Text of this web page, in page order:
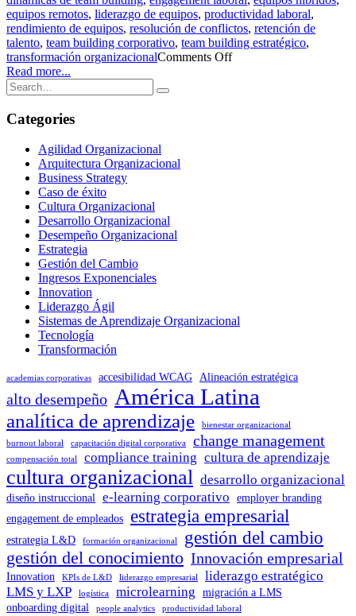
equipos remotos, liderazgo de equipos, productividad laboral,
rendimiento de equipos, resolución de conflictos, retención de
talento, team building corporativo, team building estratégico,
transformación organizacionalComments Off
Read more...
Categories
Agilidad Organizacional
Arquitectura Organizacional
Business Strategy
Caso de éxito
Cultura Organizacional
Desarrollo Organizacional
Desempeño Organizacional
Estrategia
Gestión del Cambio
Ingresos Exponenciales
Innovation
Liderazgo Ágil
Sistemas de Aprendizaje Organizacional
Tecnología
Transformación
academias corporativas accesibilidad WCAG Alineación estratégica
alto desempeño América Latina
analítica de aprendizaje bienestar organizacional
burnout laboral capacitación digital corporativa change management
compensación total compliance training cultura de aprendizaje
cultura organizacional desarrollo organizacional
diseño instruccional e-learning corporativo
employer branding
engagement de empleados
estrategia empresarial
estrategia L&D formación organizacional gestión del cambio
gestión del conocimiento Innovación empresarial
Innovation KPIs de L&D liderazgo empresarial
liderazgo estratégico
LMS y LXP
logística microlearning
migración a LMS
onboarding digital
people analytics productividad laboral